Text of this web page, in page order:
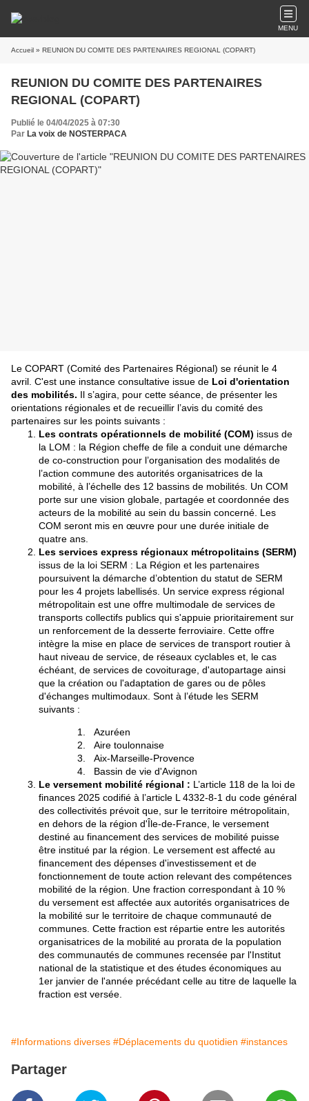
MENU
Accueil » REUNION DU COMITE DES PARTENAIRES REGIONAL (COPART)
REUNION DU COMITE DES PARTENAIRES
REGIONAL (COPART)
Publié le 04/04/2025 à 07:30
Par La voix de NOSTERPACA
Le COPART (Comité des Partenaires Régional) se réunit le 4
avril. C'est une instance consultative issue de Loi d'orientation
des mobilités. Il s’agira, pour cette séance, de présenter les
orientations régionales et de recueillir l’avis du comité des
partenaires sur les points suivants :
Les contrats opérationnels de mobilité (COM) issus de
la LOM : la Région cheffe de file a conduit une démarche
de co-construction pour l’organisation des modalités de
l’action commune des autorités organisatrices de la
mobilité, à l’échelle des 12 bassins de mobilités. Un COM
porte sur une vision globale, partagée et coordonnée des
acteurs de la mobilité au sein du bassin concerné. Les
COM seront mis en œuvre pour une durée initiale de
quatre ans.
Les services express régionaux métropolitains (SERM)
issus de la loi SERM : La Région et les partenaires
poursuivent la démarche d’obtention du statut de SERM
pour les 4 projets labellisés. Un service express régional
métropolitain est une offre multimodale de services de
transports collectifs publics qui s'appuie prioritairement sur
un renforcement de la desserte ferroviaire. Cette offre
intègre la mise en place de services de transport routier à
haut niveau de service, de réseaux cyclables et, le cas
échéant, de services de covoiturage, d'autopartage ainsi
que la création ou l'adaptation de gares ou de pôles
d'échanges multimodaux. Sont à l’étude les SERM
suivants :
1.
Azuréen
2.
Aire toulonnaise
3.
Aix-Marseille-Provence
4.
Bassin de vie d'Avignon
Le versement mobilité régional : L’article 118 de la loi de
finances 2025 codifié à l’article L 4332-8-1 du code général
des collectivités prévoit que, sur le territoire métropolitain,
en dehors de la région d'Île-de-France, le versement
destiné au financement des services de mobilité puisse
être institué par la région. Le versement est affecté au
financement des dépenses d'investissement et de
fonctionnement de toute action relevant des compétences
mobilité de la région. Une fraction correspondant à 10 %
du versement est affectée aux autorités organisatrices de
la mobilité sur le territoire de chaque communauté de
communes. Cette fraction est répartie entre les autorités
organisatrices de la mobilité au prorata de la population
des communautés de communes recensée par l'Institut
national de la statistique et des études économiques au
1er janvier de l'année précédant celle au titre de laquelle la
fraction est versée.
#Informations diverses #Déplacements du quotidien #instances
Partager